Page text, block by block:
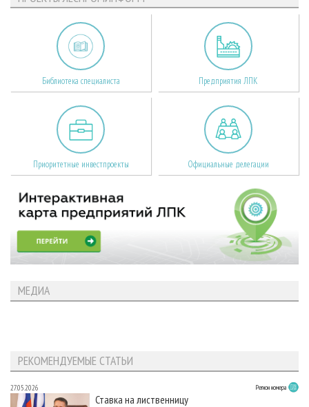
Библиотека специалиста Предприятия ЛПК
Приоритетные инвестпроекты Официальные делегации
МЕДИА
РЕКОМЕНДУЕМЫЕ СТАТЬИ
27.05.2026 Регион номера
Ставка на лиственницу